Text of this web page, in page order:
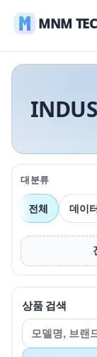
MNM
대분류
전체 데이
상품 검색